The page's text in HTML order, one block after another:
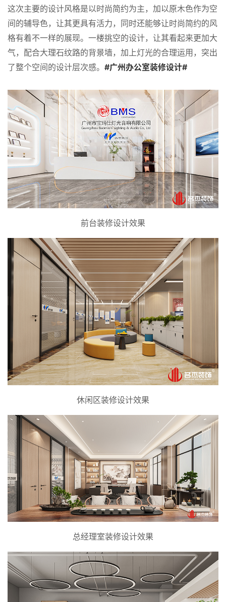
这次主要的设计风格是以时尚简约为主，加以原木色作为空
间的辅导色，让其更具有活力，同时还能够让时尚简约的风
格有着不一样的展现。一楼挑空的设计，让其看起来更加大
气，配合大理石纹路的背景墙，加上灯光的合理运用，突出
了整个空间的设计层次感。 #广州办公室装修设计#
前台装修设计效果
休闲区装修设计效果
总经理室装修设计效果